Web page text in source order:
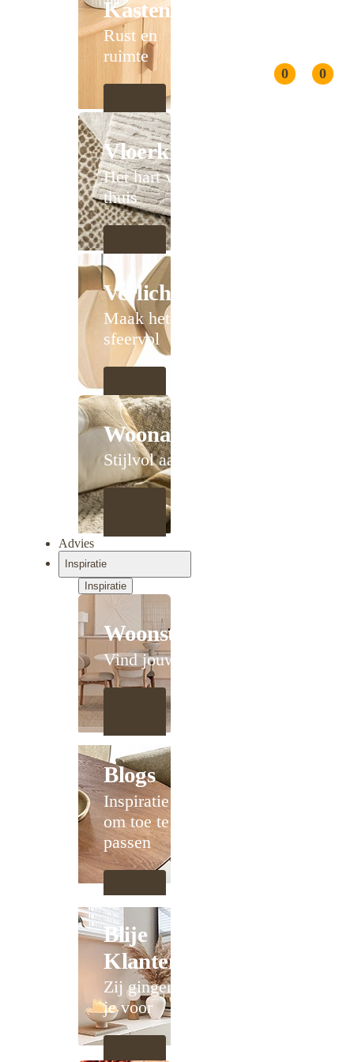
0 0
Kasten
Rust en
ruimte
Vloerkleden
Het hart van
thuis
Verlichting
Maak het
sfeervol
Woonaccessoires
Stijlvol aanschuiven
Advies
Inspiratie
Inspiratie
Woonstijlen
Vind jouw stijl
Blogs
Inspiratie
om toe te
passen
Blije
Klanten
Zij gingen
je voor